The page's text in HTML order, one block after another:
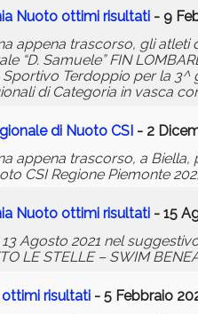
Nuoto ottimi risultati - 9
appena trascorso, gli atleti
“D. Samuele” FIN
Terdoppio per la
di Categoria in vasca
di Nuoto CSI - 2
appena trascorso, a
CSI Regione Piemonte
Nuoto ottimi risultati - 15
Agosto 2021 nel
LE STELLE – SWIM
risultati - 5 Febbraio